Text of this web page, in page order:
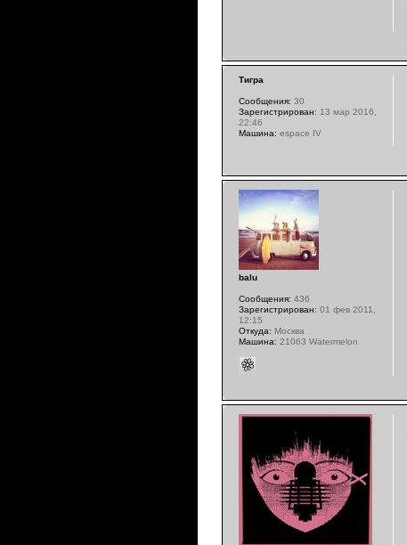
Тигра
Сообщения: 30
Зарегистрирован: 13 мар 2016,
22:46
Машина: espace IV
balu
Сообщения: 436
Зарегистрирован: 01 фев 2011,
12:15
Откуда: Москва
Машина: 21063 Watermelon